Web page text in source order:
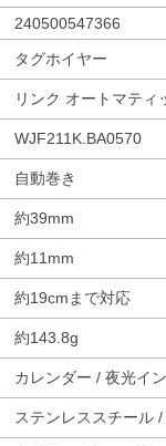
240500547366
タグホイヤー
リンク オートマティ
WJF211K.BA0570
自動巻き
約39mm
約11mm
約19cmまで対応
約143.8g
カレンダー / 夜光イ
ステンレススチール